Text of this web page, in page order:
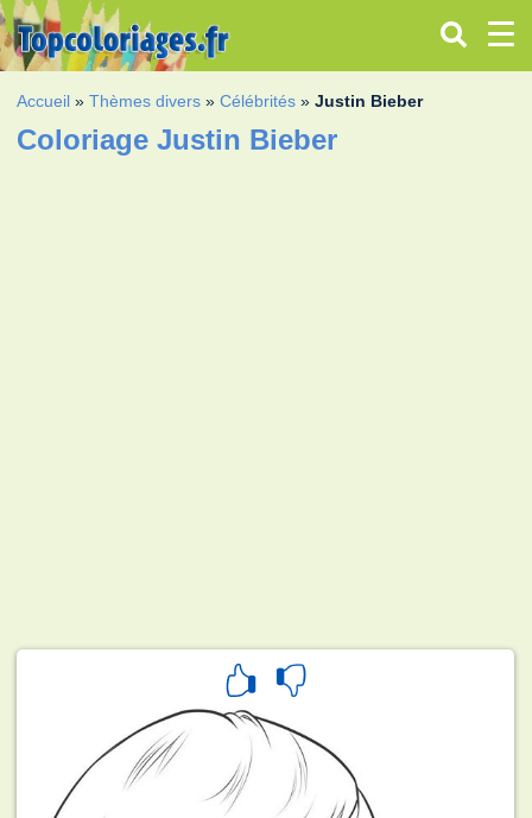
Accueil »Thèmes divers »Célébrités »Justin Bieber
Coloriage Justin Bieber